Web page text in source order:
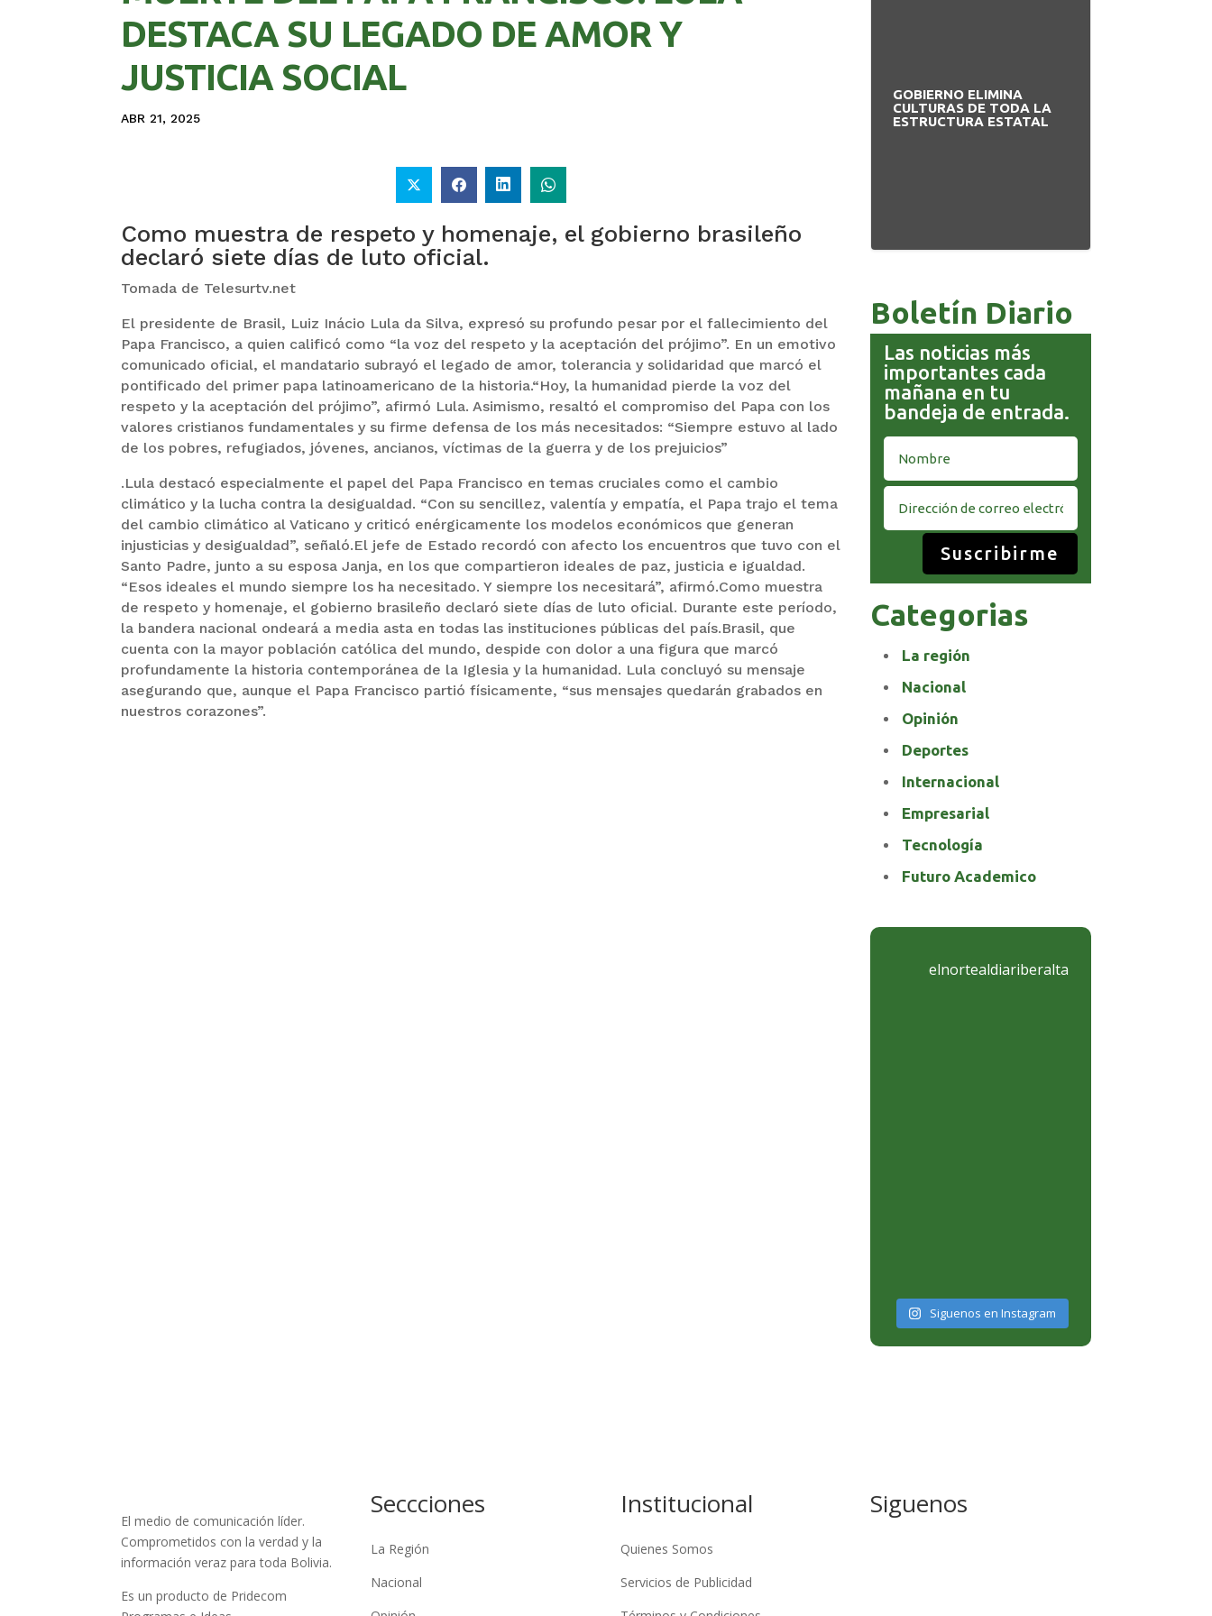
DESTACA SU LEGADO DE AMOR Y
JUSTICIA SOCIAL
ABR 21, 2025
Como muestra de respeto y homenaje, el gobierno brasileño
declaró siete días de luto oficial.
Tomada de Telesurtv.net
El presidente de Brasil, Luiz Inácio Lula da Silva, expresó su profundo pesar por el fallecimiento del
Papa Francisco, a quien calificó como “la voz del respeto y la aceptación del prójimo”. En un emotivo
comunicado oficial, el mandatario subrayó el legado de amor, tolerancia y solidaridad que marcó el
pontificado del primer papa latinoamericano de la historia.“Hoy, la humanidad pierde la voz del
respeto y la aceptación del prójimo”, afirmó Lula. Asimismo, resaltó el compromiso del Papa con los
valores cristianos fundamentales y su firme defensa de los más necesitados: “Siempre estuvo al lado
de los pobres, refugiados, jóvenes, ancianos, víctimas de la guerra y de los prejuicios”
.Lula destacó especialmente el papel del Papa Francisco en temas cruciales como el cambio
climático y la lucha contra la desigualdad. “Con su sencillez, valentía y empatía, el Papa trajo el tema
del cambio climático al Vaticano y criticó enérgicamente los modelos económicos que generan
injusticias y desigualdad”, señaló.El jefe de Estado recordó con afecto los encuentros que tuvo con el
Santo Padre, junto a su esposa Janja, en los que compartieron ideales de paz, justicia e igualdad.
“Esos ideales el mundo siempre los ha necesitado. Y siempre los necesitará”, afirmó.Como muestra
de respeto y homenaje, el gobierno brasileño declaró siete días de luto oficial. Durante este período,
la bandera nacional ondeará a media asta en todas las instituciones públicas del país.Brasil, que
cuenta con la mayor población católica del mundo, despide con dolor a una figura que marcó
profundamente la historia contemporánea de la Iglesia y la humanidad. Lula concluyó su mensaje
asegurando que, aunque el Papa Francisco partió físicamente, “sus mensajes quedarán grabados en
nuestros corazones”.
GOBIERNO ELIMINA
CULTURAS DE TODA LA
ESTRUCTURA ESTATAL
Boletín Diario
Las noticias más
importantes cada
mañana en tu
bandeja de entrada.
Suscribirme
Categorias
La región
Nacional
Opinión
Deportes
Internacional
Empresarial
Tecnología
Futuro Academico
elnortealdiariberalta
Siguenos en Instagram
El medio de comunicación líder.
Comprometidos con la verdad y la
información veraz para toda Bolivia.
Es un producto de Pridecom
Seccciones
La Región
Nacional
Institucional
Quienes Somos
Servicios de Publicidad
Siguenos